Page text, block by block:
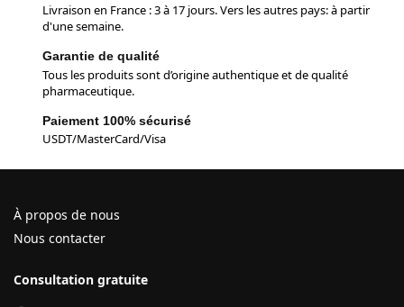
Livraison en France : 3 à 17 jours. Vers les autres pays: à partir
d'une semaine.
Garantie de qualité
Tous les produits sont d’origine authentique et de qualité
pharmaceutique.
Paiement 100% sécurisé
USDT/MasterCard/Visa
À propos de nous
Nous contacter
Consultation gratuite